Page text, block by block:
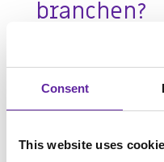
Consent
This website uses
branchen?
Jeg har altid
samfund og jeg
struktur. Men jeg
bare var draget af
samfundsbachelor